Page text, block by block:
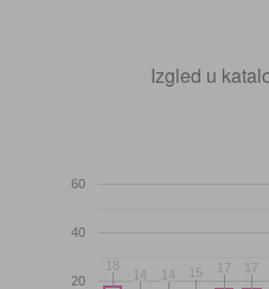
Izgled u
20
40
60
18
18
14
14 14
14 15
15 17
17 17
17